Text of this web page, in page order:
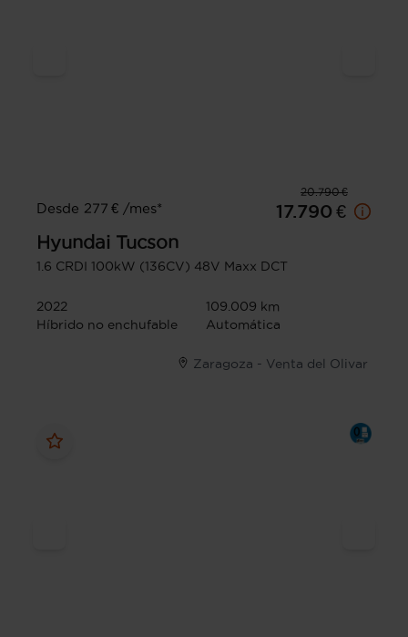
20.790 €
Desde 277 € /mes*
17.790 €
Hyundai Tucson
1.6 CRDI 100kW (136CV) 48V Maxx DCT
2022
109.009 km
Híbrido no enchufable
Automática
Zaragoza - Venta del Olivar